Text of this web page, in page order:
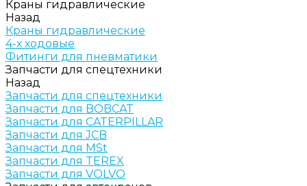
Краны гидравлические
Назад
Краны гидравлические
4-х ходовые
Фитинги для пневматики
Запчасти для спецтехники
Назад
Запчасти для спецтехники
Запчасти для BOBCAT
Запчасти для CATERPILLAR
Запчасти для JCB
Запчасти для MSt
Запчасти для TEREX
Запчасти для VOLVO